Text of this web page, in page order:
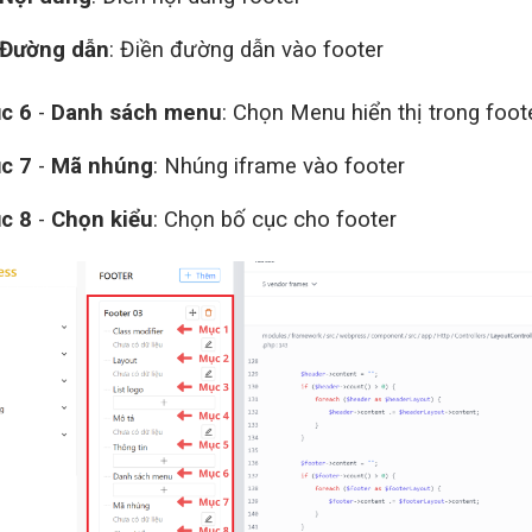
Đường dẫn: Điền đường dẫn vào footer
6 - Danh sách menu: Chọn Menu hiển thị trong
7 - Mã nhúng: Nhúng iframe vào footer
8 - Chọn kiểu: Chọn bố cục cho footer